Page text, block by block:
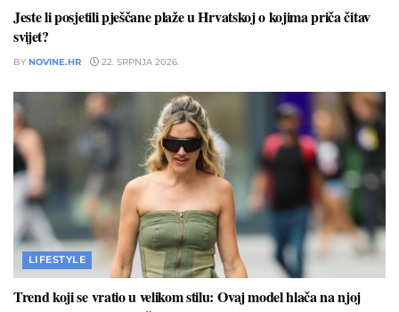
Jeste li posjetili pješčane plaže u Hrvatskoj o kojima priča čitav
svijet?
BY NOVINE.HR 22. SRPNJA 2026.
LIFESTYLE
Trend koji se vratio u velikom stilu: Ovaj model hlača na njoj